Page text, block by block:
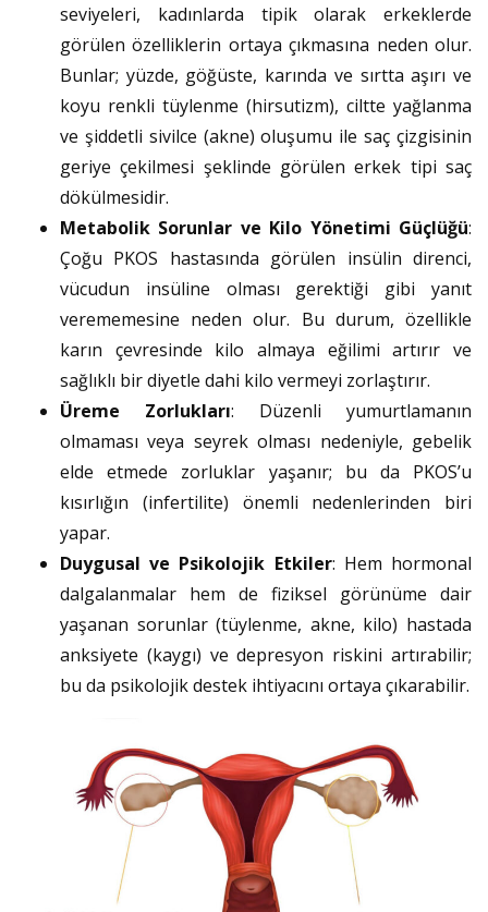
seviyeleri, kadınlarda tipik olarak erkeklerde
görülen özelliklerin ortaya çıkmasına neden olur.
Bunlar; yüzde, göğüste, karında ve sırtta aşırı ve
koyu renkli tüylenme (hirsutizm), ciltte yağlanma
ve şiddetli sivilce (akne) oluşumu ile saç çizgisinin
geriye çekilmesi şeklinde görülen erkek tipi saç
dökülmesidir.
Metabolik Sorunlar ve Kilo Yönetimi Güçlüğü:
Çoğu PKOS hastasında görülen insülin direnci,
vücudun insüline olması gerektiği gibi yanıt
verememesine neden olur. Bu durum, özellikle
karın çevresinde kilo almaya eğilimi artırır ve
sağlıklı bir diyetle dahi kilo vermeyi zorlaştırır.
Üreme Zorlukları: Düzenli yumurtlamanın
olmaması veya seyrek olması nedeniyle, gebelik
elde etmede zorluklar yaşanır; bu da PKOS’u
kısırlığın (infertilite) önemli nedenlerinden biri
yapar.
Duygusal ve Psikolojik Etkiler: Hem hormonal
dalgalanmalar hem de fiziksel görünüme dair
yaşanan sorunlar (tüylenme, akne, kilo) hastada
anksiyete (kaygı) ve depresyon riskini artırabilir;
bu da psikolojik destek ihtiyacını ortaya çıkarabilir.